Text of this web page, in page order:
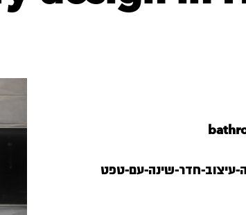
עיצוב-חדר-שינה-עם-טפט